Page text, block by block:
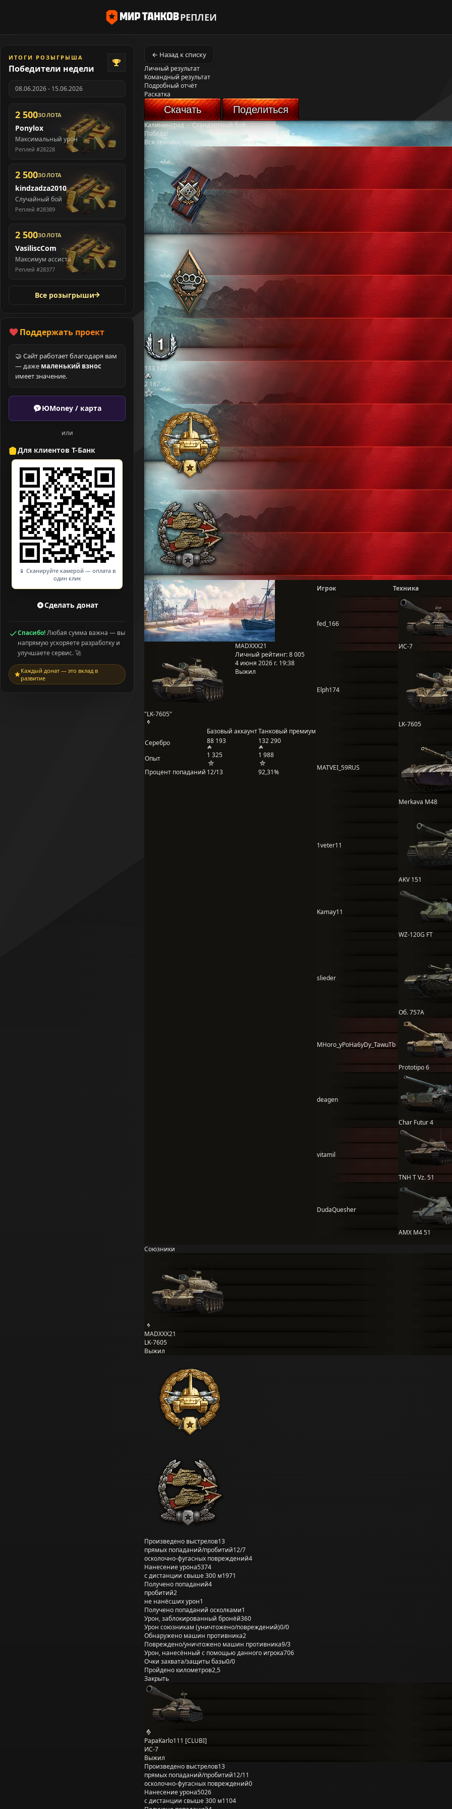
РЕПЛЕИ
ИТОГИ РОЗЫГРЫША
Победители недели
08.06.2026 - 15.06.2026
2 500ЗОЛОТА
Ponylox
Максимальный урон
Реплей #28228
2 500ЗОЛОТА
kindzadza2010
Случайный бой
Реплей #28389
2 500ЗОЛОТА
VasiliscCom
Максимум ассиста
Реплей #28377
Все розыгрыши
Поддержать проект
🤝 Сайт работает благодаря вам
— даже маленький взнос
имеет значение.
ЮMoney / карта
или
Для клиентов Т-Банк
📱 Сканируйте камерой — оплата в
один клик
Сделать донат
Спасибо!Любая сумма важна — вы
напрямую ускоряете разработку и
улучшаете сервис. 🚀
Каждый донат — это вклад в
развитие
← Назад к списку
Личный результат
Командный результат
Подробный отчёт
Раскатка
Скачать Поделиться
Калининград-Стандартный бой
Победа!
Вся техника противника уничтожена
133 172
2 187
"LK-7605"
MADXXX21
Личный рейтинг:8 005
4 июня 2026 г. 19:38
Выжил
Базовый аккаунтТанковый премиум
Серебро
88 193 132 290
Опыт 1 325
1 988
Процент попаданий 12/13 92,31%
Игрок Техника
fed_166
ИС-7
Elph174
LK-7605
MATVEI_59RUS
Merkava М48
1veter11
AKV 151
Kamay11
WZ-120G FT
slieder
Об. 757А
MHoro_yPoHa6yDy_TawuTb
Prototipo 6
deagen
Char Futur 4
vitamil
TNH T Vz. 51
DudaQuesher
AMX M4 51
Союзники
MADXXX21
LK-7605
Выжил
Произведено выстрелов13
прямых попаданий/пробитий12/7
осколочно-фугасных повреждений4
Нанесение урона5374
с дистанции свыше 300 м1971
Получено попаданий4
пробитий2
не нанёсших урон1
Получено попаданий осколками1
Урон, заблокированный бронёй360
Урон союзникам (уничтожено/повреждений)0/0
Обнаружено машин противника2
Повреждено/уничтожено машин противника9/3
Урон, нанесённый с помощью данного игрока706
Очки захвата/защиты базы0/0
Пройдено километров2,5
Закрыть
PapaKarlo111 [CLUBI]
ИС-7
Выжил
Произведено выстрелов13
прямых попаданий/пробитий12/11
осколочно-фугасных повреждений0
Нанесение урона5026
с дистанции свыше 300 м1104